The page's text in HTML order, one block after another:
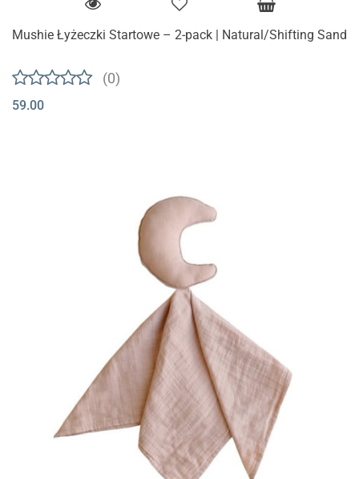
Mushie Łyżeczki Startowe – 2-pack | Natural/Shifting Sand
(0)
59.00